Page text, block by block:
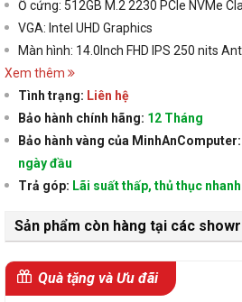
Ổ cứng: 512GB M.2 2230 PCIe NVMe
VGA: Intel UHD Graphics
Màn hình: 14.0Inch FHD IPS 250 nits
Xem thêm
Tình trạng: Liên hệ
Bảo hành chính hãng: 12 Tháng
Bảo hành vàng của MinhAnComputer:
ngày đầu
Trả góp: Lãi suất thấp, thủ thục
Sản phẩm còn hàng tại các
Quà tặng và Ưu đãi